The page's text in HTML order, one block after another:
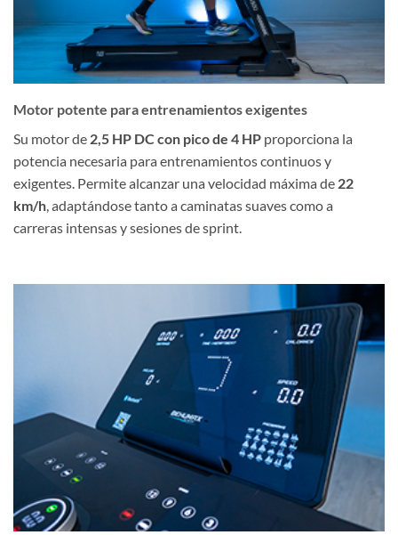
Motor potente para entrenamientos exigentes
Su motor de 2,5 HP DC con pico de 4 HP proporciona la
potencia necesaria para entrenamientos continuos y
exigentes. Permite alcanzar una velocidad máxima de 22
km/h, adaptándose tanto a caminatas suaves como a
carreras intensas y sesiones de sprint.